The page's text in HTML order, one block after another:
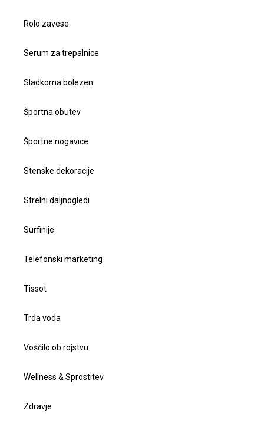
Rolo zavese
Serum za trepalnice
Sladkorna bolezen
Športna obutev
Športne nogavice
Stenske dekoracije
Strelni daljnogledi
Surfinije
Telefonski marketing
Tissot
Trda voda
Voščilo ob rojstvu
Wellness & Sprostitev
Zdravje